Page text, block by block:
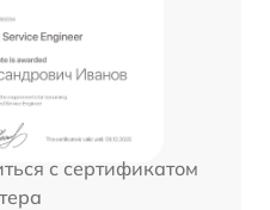
с сертификатом